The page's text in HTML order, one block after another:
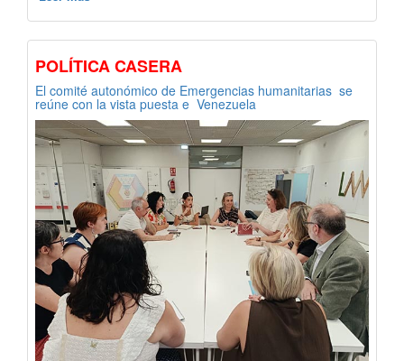
POLÍTICA CASERA
El comité autonómico de Emergencias humanitarias se
reúne con la vista puesta e Venezuela